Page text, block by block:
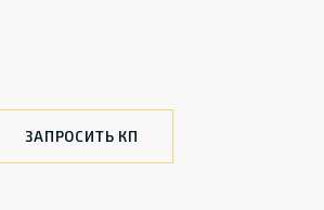
ЗАПРОСИТЬ КП